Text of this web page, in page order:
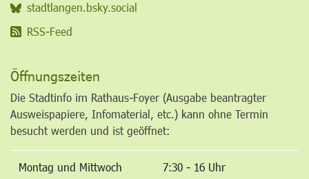
stadtlangen.bsky.social
RSS-Feed
Öffnungszeiten
Die Stadtinfo im Rathaus-Foyer (Ausgabe beantragter
Ausweispapiere, Infomaterial, etc.) kann ohne Termin
besucht werden und ist geöffnet:
Montag und Mittwoch 7:30 - 16 Uhr